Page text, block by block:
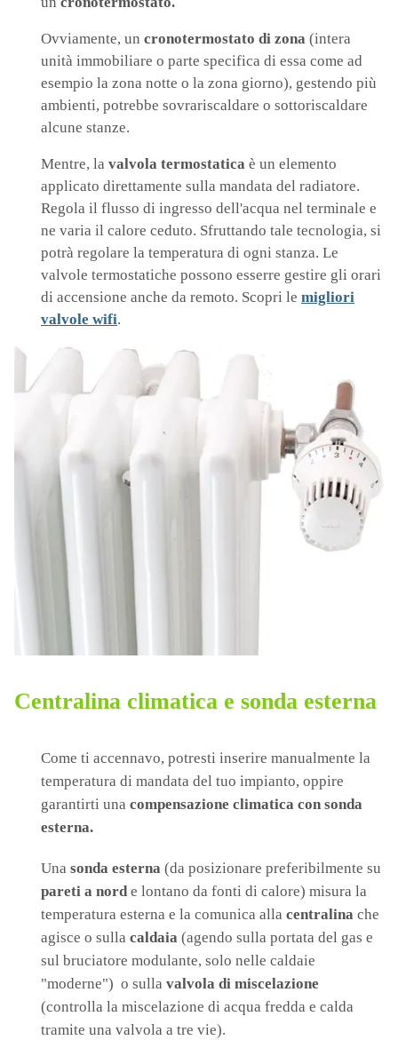
Ovviamente, un cronotermostato di zona (intera
unità immobiliare o parte specifica di essa come ad
esempio la zona notte o la zona giorno), gestendo più
ambienti, potrebbe sovrariscaldare o sottoriscaldare
alcune stanze.
Mentre, la valvola termostatica è un elemento
applicato direttamente sulla mandata del radiatore.
Regola il flusso di ingresso dell'acqua nel terminale e
ne varia il calore ceduto. Sfruttando tale tecnologia, si
potrà regolare la temperatura di ogni stanza. Le
valvole termostatiche possono esserre gestire gli orari
di accensione anche da remoto. Scopri le migliori
valvole wifi.
Centralina climatica e sonda esterna
Come ti accennavo, potresti inserire manualmente la
temperatura di mandata del tuo impianto, oppire
garantirti una compensazione climatica con sonda
esterna.
Una sonda esterna (da posizionare preferibilmente su
pareti a nord e lontano da fonti di calore) misura la
temperatura esterna e la comunica alla centralina che
agisce o sulla caldaia (agendo sulla portata del gas e
sul bruciatore modulante, solo nelle caldaie
"moderne") o sulla valvola di miscelazione
(controlla la miscelazione di acqua fredda e calda
tramite una valvola a tre vie).